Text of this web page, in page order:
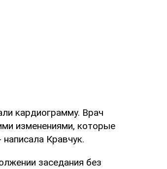
кардиограмму. Врач
изменениями, которые
Кравчук.
заседания без